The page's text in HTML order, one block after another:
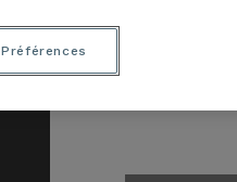
Préférences